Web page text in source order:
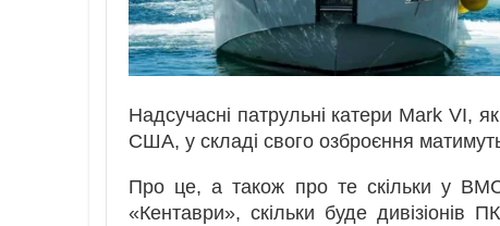
Надсучасні патрульні катери Mark VI,
США, у складі свого озброєння
Про це, а також про те скільки у
«Кентаври», скільки буде дивізіонів